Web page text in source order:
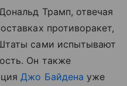
Трамп, отвечая
противоракет,
сами испытывают
Он также
Джо Байдена уже